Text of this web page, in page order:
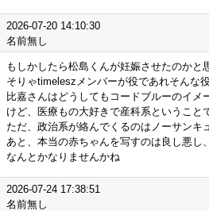
2026-07-20 14:10:30
名前無し
もしかしたら松島くんが妊娠させたのかと
そりゃtimeleszメンバーが役であれそんな
比嘉さんはどうしてもコードブルーのイメ
けど、医療もの大好きで産科系ということ
ただ、政治系が絡んでくるのはノーサンキ
あと、本当の赤ちゃんを写すのは良し悪し
なんとかなりませんかね
2026-07-24 17:38:51
名前無し